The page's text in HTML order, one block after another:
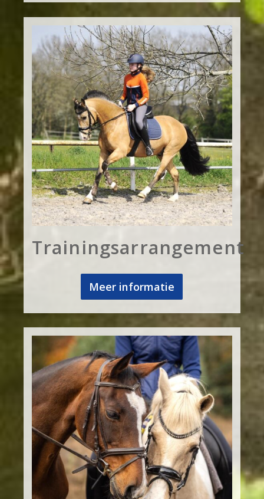
Trainingsarrangement
Meer informatie